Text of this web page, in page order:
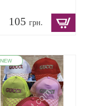
105грн.